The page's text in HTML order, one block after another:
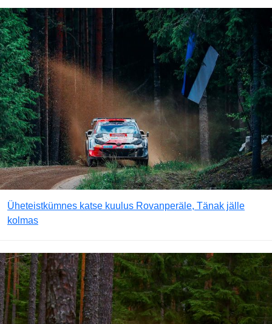
Üheteistkümnes katse kuulus Rovanperäle, Tänak jälle
kolmas